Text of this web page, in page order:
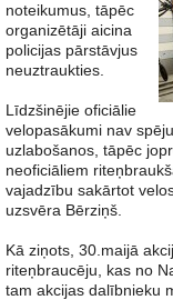
noteikumus, tāpēc
organizētāji aicina
policijas pārstāvjus
neuztraukties.
Līdzšinējie oficiālie
velopasākumi nav
uzlabošanos, tāpēc
neoficiāliem
vajadzību sakārtot
uzsvēra Bērziņš.
Kā ziņots, 30.maijā
riteņbraucēju, kas no
tam akcijas dalībnieku